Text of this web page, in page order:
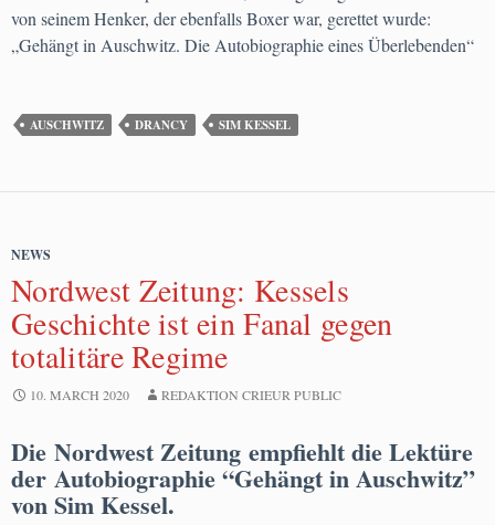
von seinem Henker, der ebenfalls Boxer war, gerettet wurde:
„Gehängt in Auschwitz. Die Autobiographie eines Überlebenden“
AUSCHWITZ DRANCY SIM KESSEL
NEWS
Nordwest Zeitung: Kessels
Geschichte ist ein Fanal gegen
totalitäre Regime
10. MARCH 2020 REDAKTION CRIEUR PUBLIC
Die Nordwest Zeitung empfiehlt die Lektüre
der Autobiographie “Gehängt in Auschwitz”
von Sim Kessel.